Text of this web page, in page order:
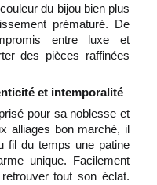
du bijou bien plus
prématuré. De
entre luxe et
des pièces raffinées
et intemporalité
pour sa noblesse et
alliages bon marché, il
fil du temps une patine
unique. Facilement
tout son éclat.